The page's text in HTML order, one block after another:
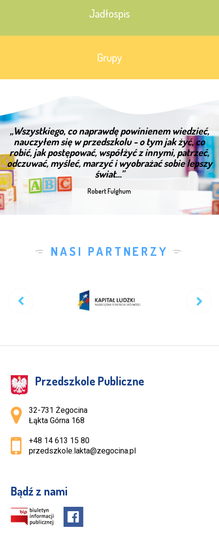
Jadłospis
Grupy
„Wszystkiego, co naprawdę powinienem wiedzieć,
nauczyłem się w przedszkolu - o tym jak żyć, co
robić, jak postępować, współżyć z innymi, patrzeć,
odczuwać, myśleć, marzyć i wyobrażać sobie lepszy
świat...”
Robert Fulghum
NASI PARTNERZY
Przedszkole Publiczne
Adres pocztowy:
32-731 Żegocina
Łąkta Górna 168
+48 14 613 15 80
przedszkole.lakta@zegocina.pl
Bądź z nami